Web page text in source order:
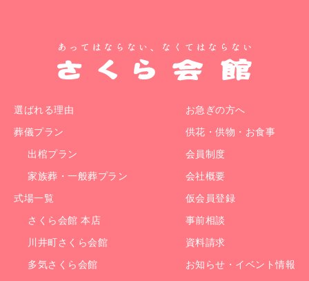
選ばれる理由
葬儀プラン
出棺プラン
家族葬・一般葬プラン
式場一覧
さくら会館 本店
川井町さくら会館
多気さくら会館
お急ぎの方へ
供花・供物・お食事
会員制度
会社概要
仮会員登録
事前相談
資料請求
お知らせ・イベント情報